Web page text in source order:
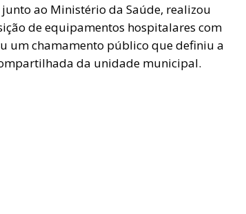
ao Ministério da Saúde, realizou
de equipamentos hospitalares com
um chamamento público que definiu a
da unidade municipal.